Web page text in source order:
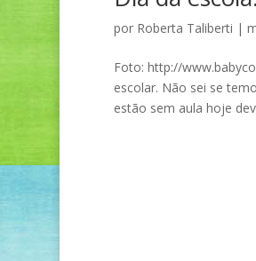
por Roberta Taliberti |
Foto: http://
escolar. Não sei se
estão sem aula hoje